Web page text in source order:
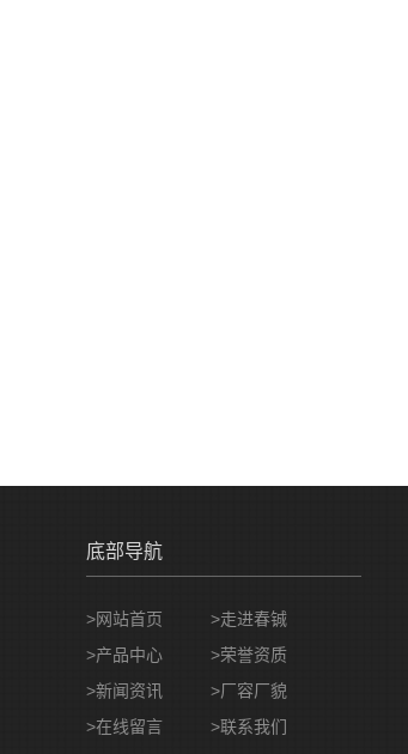
底部导航
>网站首页
>走进春铖
>产品中心
>荣誉资质
>新闻资讯
>厂容厂貌
>在线留言
>联系我们